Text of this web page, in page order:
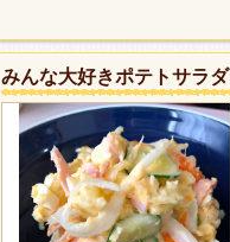
みんな大好きポテトサラダ